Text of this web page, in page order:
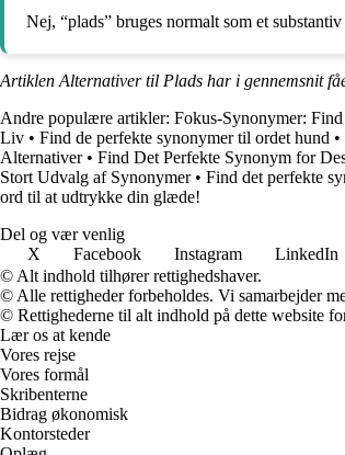
Nej, “plads” bruges normalt som et
Artiklen Alternativer til Plads har i gennemsnit
Andre populære artikler: Fokus-Synonymer:
Liv • Find de perfekte synonymer til ordet hund •
Alternativer• Find Det Perfekte Synonym for
Stort Udvalg af Synonymer• Find det perfekte
ord til at udtrykke din glæde!
Del og vær venlig
X
Facebook Instagram LinkedIn
© Alt indhold tilhører rettighedshaver.
© Alle rettigheder forbeholdes. Vi samarbejder
© Rettighederne til alt indhold på dette website
Lær os at kende
Vores rejse
Vores formål
Skribenterne
Bidrag økonomisk
Kontorsteder